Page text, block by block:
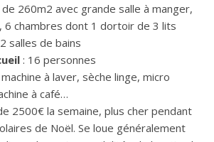
de 260m2 avec grande salle à manger,
6 chambres dont 1 dortoir de 3 lits
salles de bains
: 16 personnes
machine à laver, sèche linge, micro
à café…
2500€ la semaine, plus cher pendant
de Noël. Se loue généralement